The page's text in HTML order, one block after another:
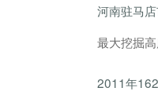
河南驻马
最大挖掘
2011年